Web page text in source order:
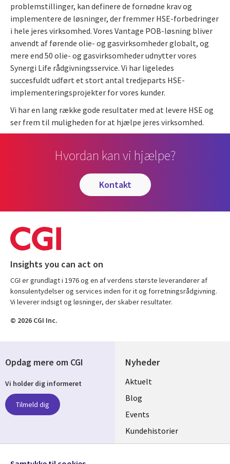
problemstillinger, kan definere de fornødne krav og
implementere de løsninger, der fremmer HSE-forbedringer
i hele jeres virksomhed. Vores Vantage POB-løsning bliver
anvendt af førende olie- og gasvirksomheder globalt, og
mere end 50 olie- og gasvirksomheder udnytter vores
Synergi Life rådgivningsservice. Vi har ligeledes
succesfuldt udført et stort antal tredjeparts HSE-
implementeringsprojekter for vores kunder.
Vi har en lang række gode resultater med at levere HSE og
ser frem til muligheden for at hjælpe jeres virksomhed.
Hvordan kan vi hjælpe?
kontakt
Insights you can act on
CGI er grundlagt i 1976 og en af verdens største leverandører af
konsulentydelser og services inden for it og forretningsrådgivning.
Vi leverer indsigt og løsninger, der skaber resultater.
© 2026 CGI Inc.
Nyheder
Useful
links
DENMARK
Aktuelt
Blog
Events
Kundehistorier
Videoer
Opdag mere om CGI
Vi holder dig informeret
Tilmeld dig